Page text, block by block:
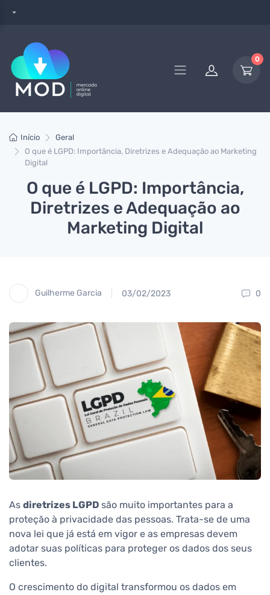
0
Início
Geral
O que é LGPD: Importância, Diretrizes e Adequação ao Marketing
Digital
O que é LGPD: Importância,
Diretrizes e Adequação ao
Marketing Digital
Guilherme Garcia 03/02/2023 0
As diretrizes LGPD são muito importantes para a
proteção à privacidade das pessoas. Trata-se de uma
nova lei que já está em vigor e as empresas devem
adotar suas políticas para proteger os dados dos seus
clientes.
O crescimento do digital transformou os dados em